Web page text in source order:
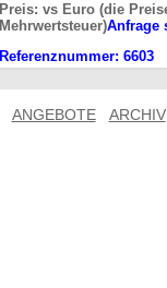
Preis: vs Euro (die
Mehrwertsteuer)Anfrage
Referenznummer: 6603
ANGEBOTE ARCHIV